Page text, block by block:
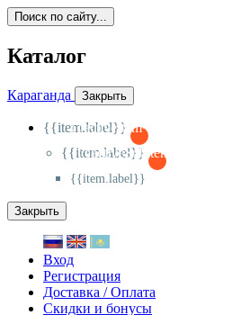
Поиск по сайту...
Каталог
Караганда Закрыть
{{item.label}}
{{activeItem==item.id?'-
{{item.label}}
{{activeSubitem==item.id?'-
{{item.label}}
Закрыть
Вход
Регистрация
Доставка / Оплата
Скидки и бонусы